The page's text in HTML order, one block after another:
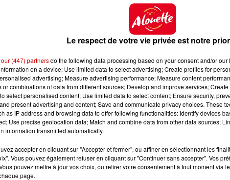
Le respect de votre vie privée est notre
our (447) partnersdo the following data processing based on your consent and/or
on a device; Use limited data to select advertising; Create profiles for
advertising; Measure advertising performance; Measure content
or combinations of data from different sources; Develop and improve services;
select personalised content; Use limited data to select content; Ensure security,
present advertising and content; Save and communicate privacy choices. These
as IP address and browsing data to offer following functionalities: Identify devices
Use precise geolocation data; Match and combine data from other data sources;
information transmitted automatically.
accepter en cliquant sur "Accepter et fermer", ou affiner en sélectionnant les
Vous pouvez également refuser en cliquant sur "Continuer sans accepter". Vos
pouvez mettre à jour vos choix, ou retirer votre consentement à tout moment via
page.